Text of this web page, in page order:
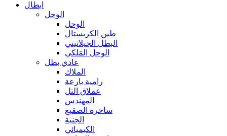
ابطال
الوحل
الوحل
طين الكريستال
البطل الجيلاتيني
الوحل المَلكي
عادي بطل
الملاك
رامية بارعة
عملاق التل
المهندس
ساحرة الصقيع
الجنية
الكيميائي